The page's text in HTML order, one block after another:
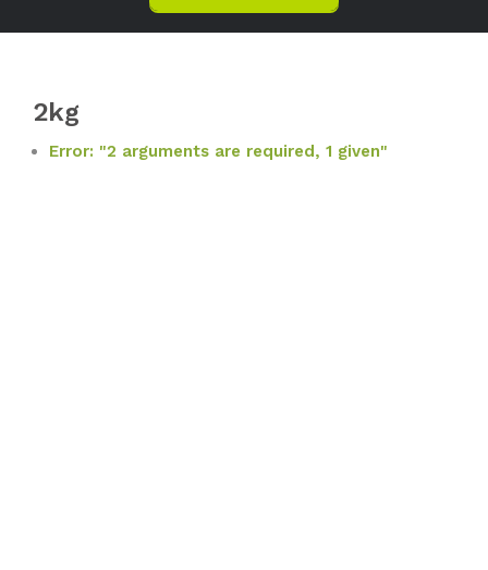
2kg
Error: "2 arguments are required, 1 given"